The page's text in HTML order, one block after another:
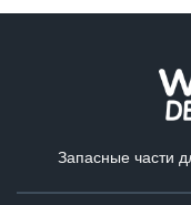
Запасные части